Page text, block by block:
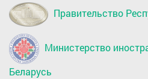
Правительство
Министерство
Беларусь